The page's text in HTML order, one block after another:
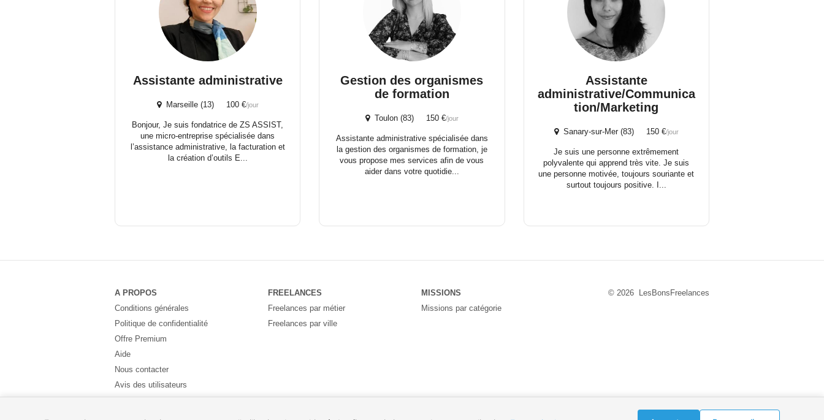
Assistante administrative
Marseille (13) 100 €/jour
Bonjour, Je suis fondatrice de ZS ASSIST,
une micro-entreprise spécialisée dans
l’assistance administrative, la facturation et
la création d’outils E...
Gestion des organismes
de formation
Toulon (83) 150 €/jour
Assistante administrative spécialisée dans
la gestion des organismes de formation, je
vous propose mes services afin de vous
aider dans votre quotidie...
Assistante
administrative/Communica
tion/Marketing
Sanary-sur-Mer (83) 150 €/jour
Je suis une personne extrêmement
polyvalente qui apprend très vite. Je suis
une personne motivée, toujours souriante et
surtout toujours positive. I...
A PROPOS
Conditions générales
Politique de confidentialité
Offre Premium
Aide
Nous contacter
Avis des utilisateurs
Partenaires
FREELANCES
Freelances par métier
Freelances par ville
MISSIONS
Missions par catégorie
© 2026 LesBonsFreelances